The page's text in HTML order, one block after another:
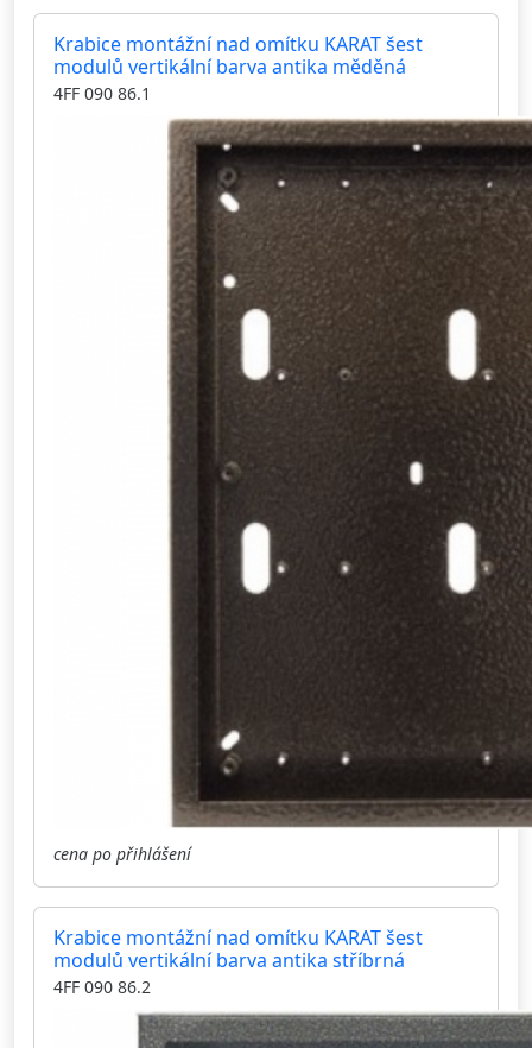
Krabice montážní nad omítku KARAT šest
modulů vertikální barva antika měděná
4FF 090 86.1
cena po přihlášení
Krabice montážní nad omítku KARAT šest
modulů vertikální barva antika stříbrná
4FF 090 86.2